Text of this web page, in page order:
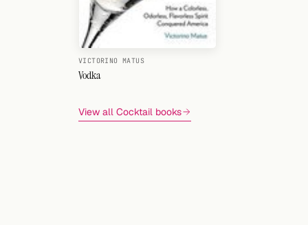
VICTORINO MATUS
Vodka
View all Cocktail books